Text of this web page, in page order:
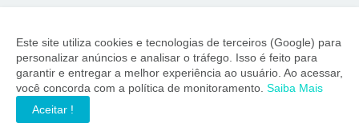
Este site utiliza cookies e tecnologias de terceiros (Google) para
personalizar anúncios e analisar o tráfego. Isso é feito para
garantir e entregar a melhor experiência ao usuário. Ao acessar,
você concorda com a política de monitoramento. Saiba Mais
Aceitar !